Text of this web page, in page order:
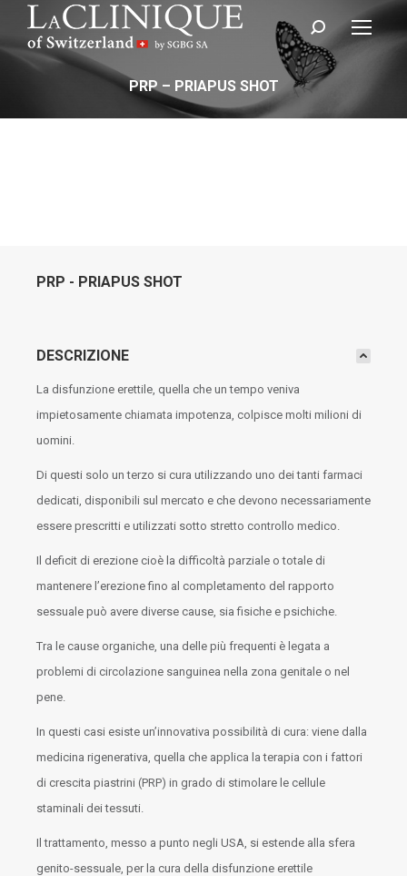
Cerca:
PRP – PRIAPUS SHOT
PRP - PRIAPUS SHOT
DESCRIZIONE
La disfunzione erettile, quella che un tempo veniva
impietosamente chiamata impotenza, colpisce molti milioni di
uomini.
Di questi solo un terzo si cura utilizzando uno dei tanti farmaci
dedicati, disponibili sul mercato e che devono necessariamente
essere prescritti e utilizzati sotto stretto controllo medico.
Il deficit di erezione cioè la difficoltà parziale o totale di
mantenere l’erezione fino al completamento del rapporto
sessuale può avere diverse cause, sia fisiche e psichiche.
Tra le cause organiche, una delle più frequenti è legata a
problemi di circolazione sanguinea nella zona genitale o nel
pene.
In questi casi esiste un’innovativa possibilità di cura: viene dalla
medicina rigenerativa, quella che applica la terapia con i fattori
di crescita piastrini (PRP) in grado di stimolare le cellule
staminali dei tessuti.
Il trattamento, messo a punto negli USA, si estende alla sfera
genito-sessuale, per la cura della disfunzione erettile